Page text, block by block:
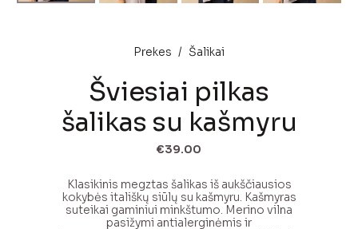
Prekes / Šalikai
Šviesiai pilkas
šalikas su kašmyru
€39.00
Klasikinis megztas šalikas iš aukščiausios
kokybės itališkų siūlų su kašmyru. Kašmyras
suteikai gaminiui minkštumo. Merino vilna
pasižymi antialerginėmis ir